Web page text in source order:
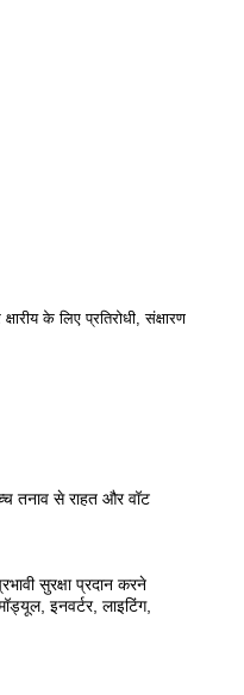
के लिए प्रतिरोधी, संक्षारण
तनाव से राहत और वॉट
सुरक्षा प्रदान करने
इनवर्टर, लाइटिंग,